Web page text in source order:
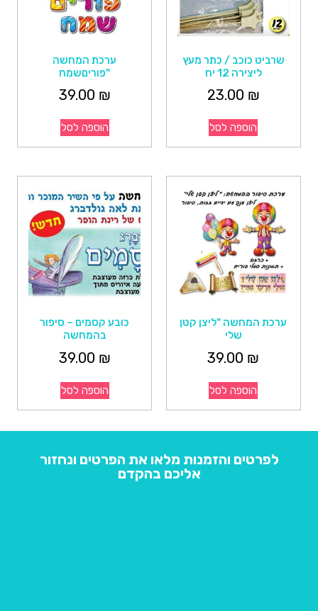
שרביט כוכב / כתר מעץ
ליצירה 12 יח
23.00 ₪
הוספה לסל
ערכת המחשה
"פוריםשמח
39.00 ₪
הוספה לסל
ערכת המחשה "ליצן קטן
שלי
39.00 ₪
הוספה לסל
כובע קסמים – סיפור
בהמחשה
39.00 ₪
הוספה לסל
לפרטים והזמנות מלאו את הפרטים ונחזור
אליכם בהקדם